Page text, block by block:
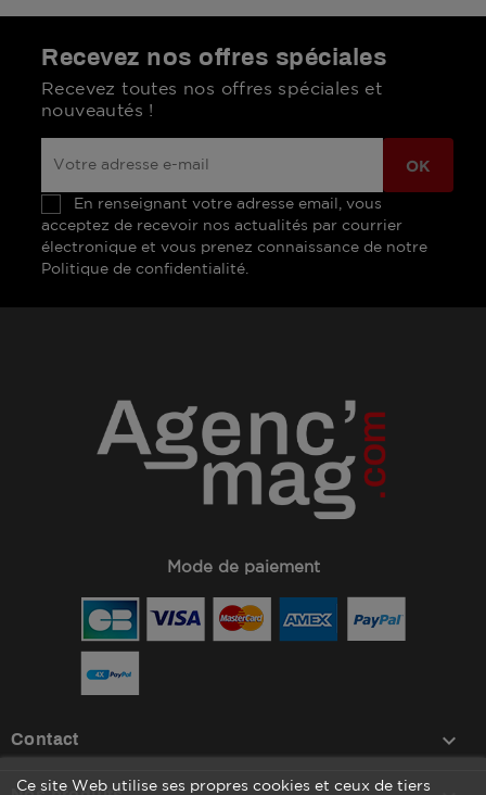
Recevez nos offres spéciales
Recevez toutes nos offres spéciales et
nouveautés !
En renseignant votre adresse email, vous
acceptez de recevoir nos actualités par courrier
électronique et vous prenez connaissance de notre
Politique de confidentialité.
Mode de paiement
Contact keyboard_arrow_down
Ce site Web utilise ses propres cookies et ceux de tiers